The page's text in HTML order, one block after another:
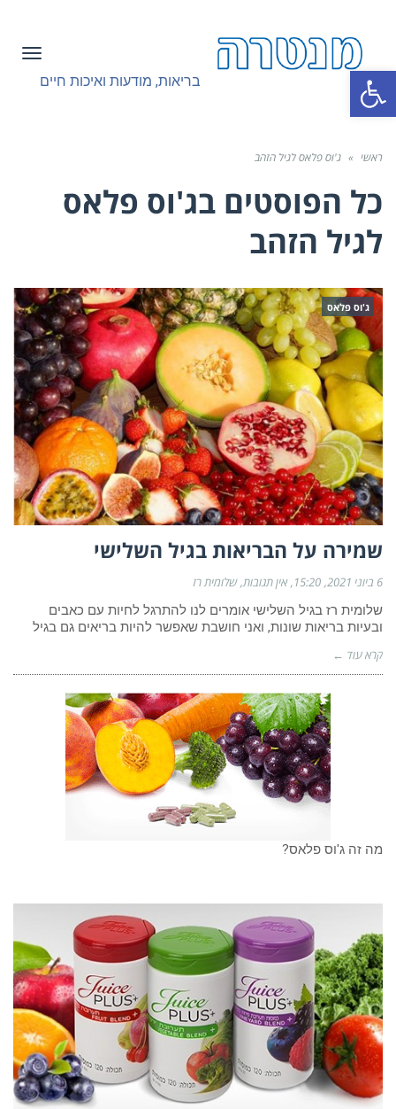
פתח סרגל נגישות בריאות, מודעות ואיכות חיים
ראשי » ג'וס פלאס לגיל הזהב
כל הפוסטים בג'וס פלאס
לגיל הזהב
ג'וס פלאס
שמירה על הבריאות בגיל השלישי
6 ביוני 2021 15:20 אין תגובות שלומית רז
שלומית רז בגיל השלישי אומרים לנו להתרגל לחיות עם כאבים
ובעיות בריאות שונות, ואני חושבת שאפשר להיות בריאים גם בגיל
קרא עוד ←
מה זה ג'וס פלאס?